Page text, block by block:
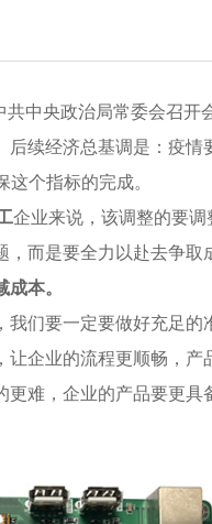
共中央政治局常委会召
后续经济总基调是：疫
这个指标的完成。
企业来说，该调整的要
，而是要全力以赴去争取
成本。
我们要一定要做好充足
让企业的流程更顺畅，产
更难，企业的产品要更具